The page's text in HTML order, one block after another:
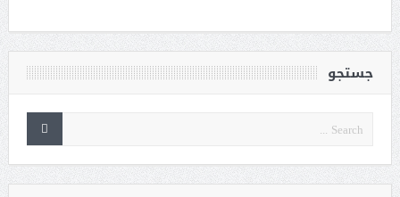
جستجو